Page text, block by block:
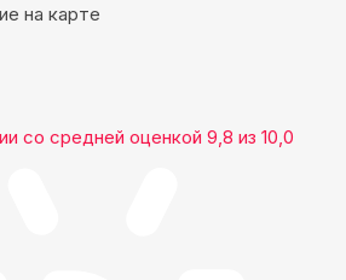
на карте
со средней оценкой 9,8 из 10,0